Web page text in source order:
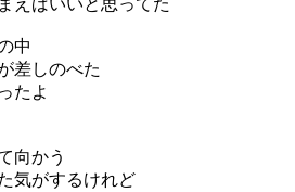
えばいいと思ってた
中
差しのべた
たよ
向かう
気がするけれど